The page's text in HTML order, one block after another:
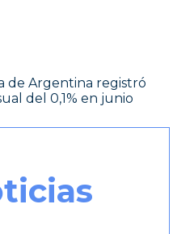
de Argentina registró
del 0,1% en junio